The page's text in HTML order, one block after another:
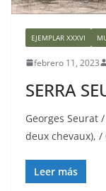
EJEMPLAR XXXVI
febrero 11, 2023
SERRA
Georges Seurat
deux chevaux),
Leer más